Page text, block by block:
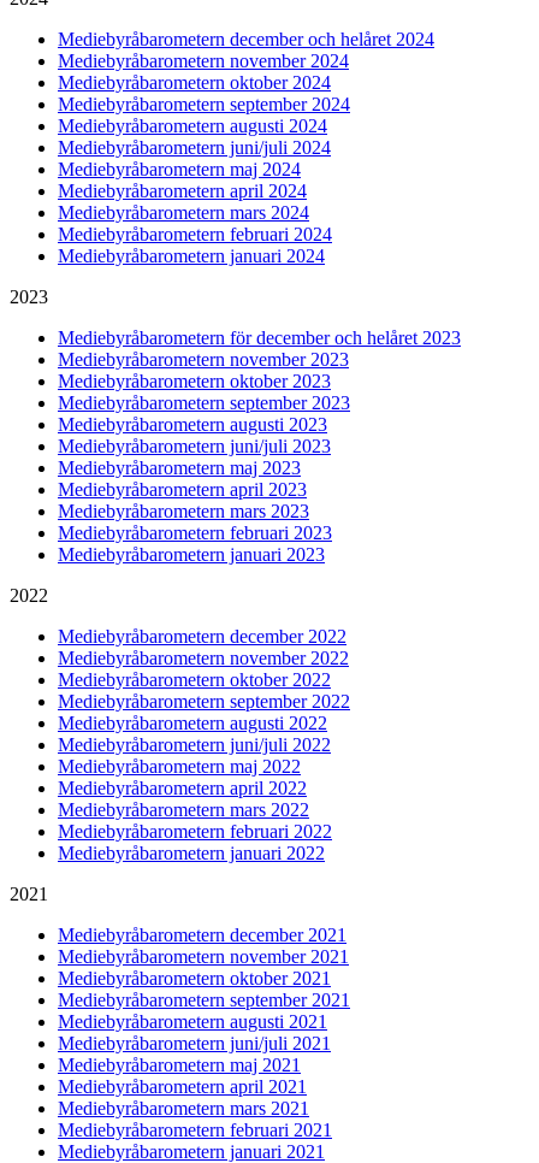
Mediebyråbarometern december och helåret 2024
Mediebyråbarometern november 2024
Mediebyråbarometern oktober 2024
Mediebyråbarometern september 2024
Mediebyråbarometern augusti 2024
Mediebyråbarometern juni/juli 2024
Mediebyråbarometern maj 2024
Mediebyråbarometern april 2024
Mediebyråbarometern mars 2024
Mediebyråbarometern februari 2024
Mediebyråbarometern januari 2024
2023
Mediebyråbarometern för december och helåret 2023
Mediebyråbarometern november 2023
Mediebyråbarometern oktober 2023
Mediebyråbarometern september 2023
Mediebyråbarometern augusti 2023
Mediebyråbarometern juni/juli 2023
Mediebyråbarometern maj 2023
Mediebyråbarometern april 2023
Mediebyråbarometern mars 2023
Mediebyråbarometern februari 2023
Mediebyråbarometern januari 2023
2022
Mediebyråbarometern december 2022
Mediebyråbarometern november 2022
Mediebyråbarometern oktober 2022
Mediebyråbarometern september 2022
Mediebyråbarometern augusti 2022
Mediebyråbarometern juni/juli 2022
Mediebyråbarometern maj 2022
Mediebyråbarometern april 2022
Mediebyråbarometern mars 2022
Mediebyråbarometern februari 2022
Mediebyråbarometern januari 2022
2021
Mediebyråbarometern december 2021
Mediebyråbarometern november 2021
Mediebyråbarometern oktober 2021
Mediebyråbarometern september 2021
Mediebyråbarometern augusti 2021
Mediebyråbarometern juni/juli 2021
Mediebyråbarometern maj 2021
Mediebyråbarometern april 2021
Mediebyråbarometern mars 2021
Mediebyråbarometern februari 2021
Mediebyråbarometern januari 2021